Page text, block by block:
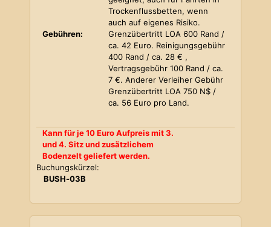
Trockenflussbetten, wenn
auch auf eigenes Risiko.
Gebühren:
Grenzübertritt LOA 600 Rand /
ca. 42 Euro. Reinigungsgebühr
400 Rand / ca. 28 € ,
Vertragsgebühr 100 Rand / ca.
7 €. Anderer Verleiher Gebühr
Grenzübertritt LOA 750 N$ /
ca. 56 Euro pro Land.
Kann für je 10 Euro Aufpreis mit 3.
und 4. Sitz und zusätzlichem
Bodenzelt geliefert werden.
Buchungskürzel:
BUSH-03B